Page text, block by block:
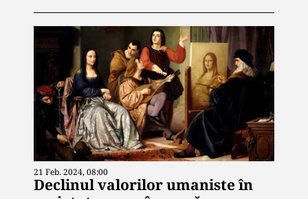
21 Feb. 2024, 08:00
Declinul valorilor umaniste în